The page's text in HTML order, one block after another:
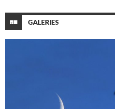
GALERIES